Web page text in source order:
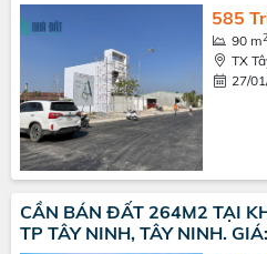
585
90 m2
TX
27/
CẦN BÁN ĐẤT 264M2 TẠI
TP TÂY NINH, TÂY NINH.